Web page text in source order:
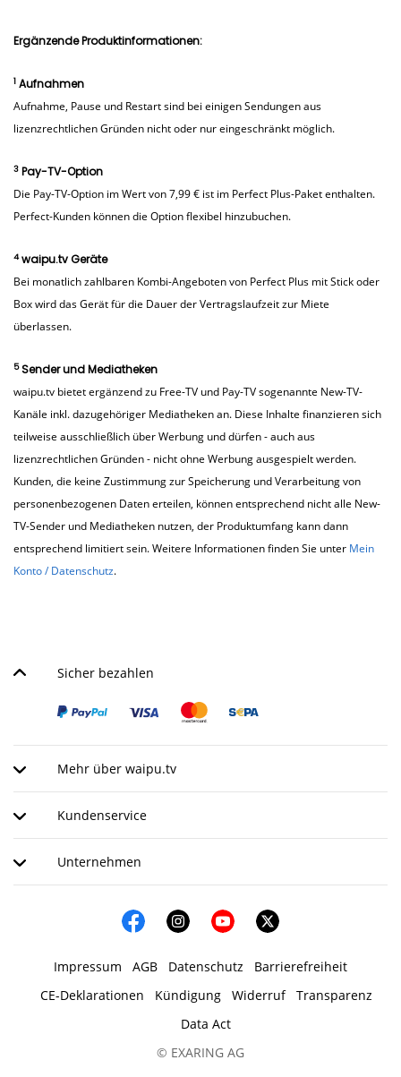
Ergänzende Produktinformationen:
1 Aufnahmen
Aufnahme, Pause und Restart sind bei einigen Sendungen aus
lizenzrechtlichen Gründen nicht oder nur eingeschränkt möglich.
3 Pay-TV-Option
Die Pay-TV-Option im Wert von 7,99 € ist im Perfect Plus-Paket enthalten.
Perfect-Kunden können die Option flexibel hinzubuchen.
4waipu.tv Geräte
Bei monatlich zahlbaren Kombi-Angeboten von Perfect Plus mit Stick oder
Box wird das Gerät für die Dauer der Vertragslaufzeit zur Miete
überlassen.
5Sender und Mediatheken
waipu.tv bietet ergänzend zu Free-TV und Pay-TV sogenannte New-TV-
Kanäle inkl. dazugehöriger Mediatheken an. Diese Inhalte finanzieren sich
teilweise ausschließlich über Werbung und dürfen - auch aus
lizenzrechtlichen Gründen - nicht ohne Werbung ausgespielt werden.
Kunden, die keine Zustimmung zur Speicherung und Verarbeitung von
personenbezogenen Daten erteilen, können entsprechend nicht alle New-
TV-Sender und Mediatheken nutzen, der Produktumfang kann dann
entsprechend limitiert sein. Weitere Informationen finden Sie unter Mein
Konto / Datenschutz.
Sicher bezahlen
Mehr über waipu.tv
Kundenservice
Unternehmen
Impressum AGB Datenschutz
Barrierefreiheit
CE-Deklarationen
Kündigung Widerruf
Transparenz
Data Act
© EXARING AG